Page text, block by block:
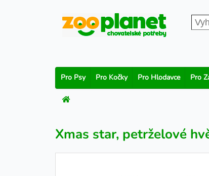
Pro Psy Pro Kočky Pro Hlodavce Pro
Xmas star, petrželové